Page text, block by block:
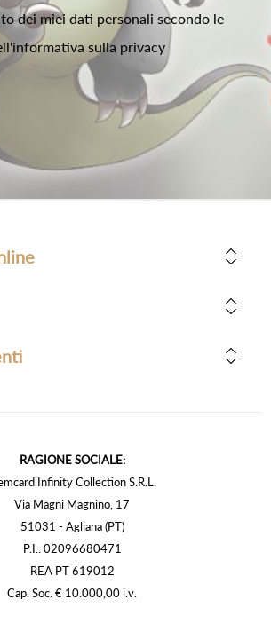
dei miei dati personali secondo le
sulla privacy
RAGIONE SOCIALE:
Infinity Collection S.R.L.
Via Magni Magnino, 17
51031 - Agliana (PT)
P.I.: 02096680471
REA PT 619012
Cap. Soc. € 10.000,00 i.v.